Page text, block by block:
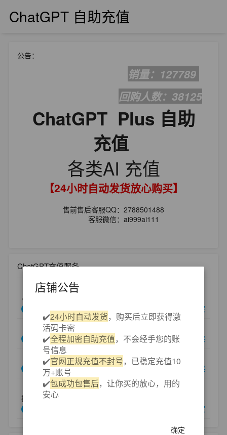
ChatGPT 自助充值
公告：
销量：127789
回购人数：38125
ChatGPT  Plus 自助
充值
各类AI 充值
【24小时自动发货放心购买】
售前售后客服QQ：2788501488
          客服微信：ai999ai111
ChatGPT充值服务
【ChatGPT5.6 PLUS版本】 20美金 激活码卡密 自助充值
🔥
库存 大量 ￥159.00
购买
【ChatGPT Pro 5x版本】 100美金激活码卡密 自助充值
库存 大量 ￥750.00
购买
【ChatGPT Pro 20x版本】 200美金 代充值
库存 一般 ￥1400.00
购买
【ChatGPT PLUS充值】---信息技术服务（PLUS需要开票
拍这个）🔥
购买
店铺公告
✔️24小时自动发货，购买后立即获得激
活码卡密
✔️全程加密自助充值，不会经手您的账
号信息
✔️官网正规充值不封号，已稳定充值10
万+账号
✔️包成功包售后，让你买的放心，用的
安心
确定